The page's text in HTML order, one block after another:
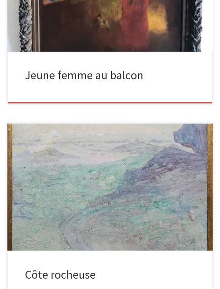
Jeune femme au balcon
Côte rocheuse huile sur toile signée en bas à droite, 15×15 cm
Cette côte rocheuse à la gamme chromatique assez […]
Côte rocheuse